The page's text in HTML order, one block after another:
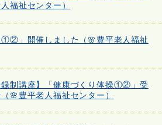
福祉センター）
①②」開催しました（🌸豊平老人福祉
録制講座】「健康づくり体操①②」受
🌸豊平老人福祉センター）